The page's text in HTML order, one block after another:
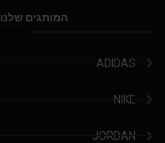
המותגים שלנו
ADIDAS
NIKE
JORDAN